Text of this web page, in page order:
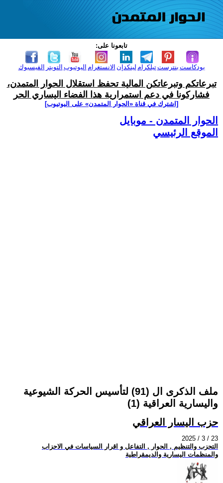
تابعونا على:
الفيسبوك التويتر اليوتيوب الانستغرام لينكدإن تيلكرامبنترست بودكاست
تبرعاتكم وتبرعاتكن المالية تحفظ استقلال الحوار المتمدن،
فشاركونا في دعم استمرارية هذا الفضاء اليساري الحر
[اشترك في قناة ‫«الحوار المتمدن» على اليوتيوب]
الحوار المتمدن - موبايل
الموقع الرئيسي
ملف الذكرى ال (91) لتأسيس الحركة الشيوعية
واليسارية العراقية (1)
حزب اليسار العراقي
2025 / 3 / 23
التحزب والتنظيم , الحوار , التفاعل و اقرار السياسات في الاحزاب
والمنظمات اليسارية والديمقراطية